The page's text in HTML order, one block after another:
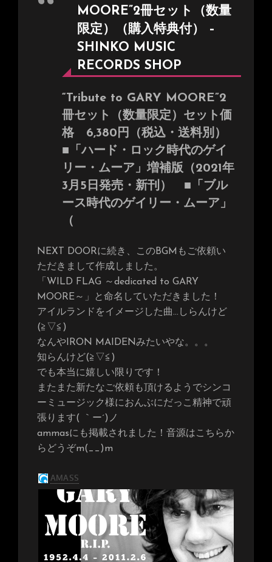
MOORE”2冊セット（数量
限定）（購入特典付） –
SHINKO MUSIC
RECORDS SHOP
“Tribute to GARY MOORE”2
冊セット（数量限定）セット価
格 6,380円（税込・送料別）
■「ハード・ロック時代のゲイ
リー・ムーア」増補版（2021年
3月5日発売・新刊） ■「ブル
ース時代のゲイリー・ムーア」
（
NEXT DOORに続き、このBGMもご依頼い
ただきまして作成しました。
「WILD FLAG ～dedicated to GARY
MOORE～」と命名していただきました！
アイルランドをイメージした曲…しらんけど
(≧▽≦)
なんやIRON MAIDENみたいやな。。。
知らんけど(≧▽≦)
でも本当に嬉しい限りです！
またまた新たなご依頼も頂けるようでシンコ
ーミュージック様におんぶにだっこ精神で頑
張ります( ｀ー´)ノ
ammasにも掲載されました！音源はこちらか
らどうぞm(__)m